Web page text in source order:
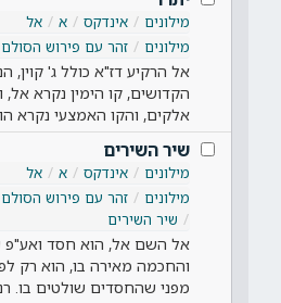
מילונים אינדקס א
אל
מילונים
זהר עם פירוש הסולם
אל הרקיע דז"א כולל ג' קוין,
הקדושים, קו הימין נקרא
אלקים, והקו האמצעי נקרא
שיר השירים
מילונים אינדקס א
אל
מילונים
זהר עם פירוש הסולם
שיר השירים
אל השם אל, הוא חסד ואע"פ
והחכמה מאירה בו, הוא רק
מפני שהחסדים שולטים בו.